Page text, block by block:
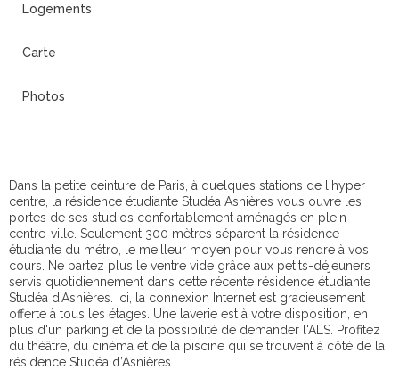
Logements
Carte
Photos
Dans la petite ceinture de Paris, à quelques stations de l'hyper
centre, la résidence étudiante Studéa Asnières vous ouvre les
portes de ses studios confortablement aménagés en plein
centre-ville. Seulement 300 mètres séparent la résidence
étudiante du métro, le meilleur moyen pour vous rendre à vos
cours. Ne partez plus le ventre vide grâce aux petits-déjeuners
servis quotidiennement dans cette récente résidence étudiante
Studéa d’Asnières. Ici, la connexion Internet est gracieusement
offerte à tous les étages. Une laverie est à votre disposition, en
plus d'un parking et de la possibilité de demander l'ALS. Profitez
du théâtre, du cinéma et de la piscine qui se trouvent à côté de la
résidence Studéa d’Asnières